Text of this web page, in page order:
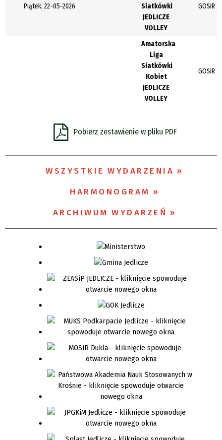
Piątek, 22-05-2026
Siatkówki
JEDLICZE
VOLLEY
GOSiR
Amatorska
Liga
Siatkówki
Kobiet
JEDLICZE
VOLLEY
GOSiR
Pobierz zestawienie w pliku PDF
WSZYSTKIE WYDARZENIA
HARMONOGRAM
ARCHIWUM WYDARZEŃ